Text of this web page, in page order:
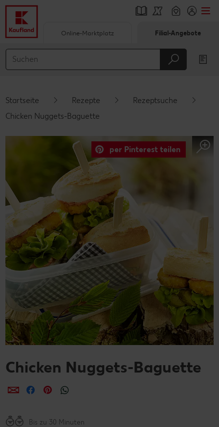
Hauptinhalt
Schwebender Seitenbereich
Online-Marktplatz Filial-Angebote
Startseite Rezepte
Rezeptsuche
Chicken Nuggets-Baguette
per Pinterest teilen
Chicken Nuggets-Baguette
per E-Mail teilen
per Facebook teilen
per Pinterest teilen
Bis zu 30 Minuten